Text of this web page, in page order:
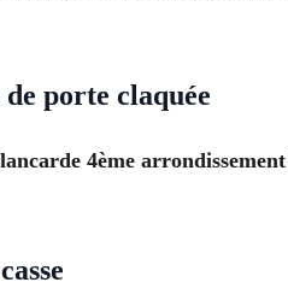
porte claquée
4ème